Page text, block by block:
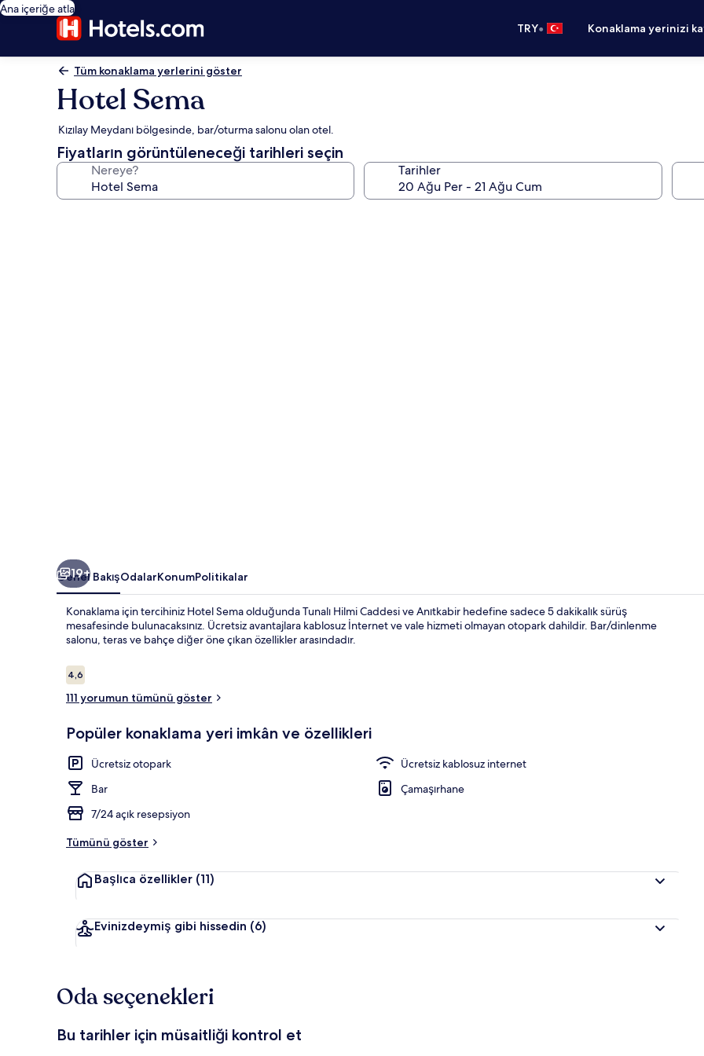
Ana içeriğe atla
TRY• Konaklama yerinizi
Tüm konaklama yerlerini göster
Hotel Sema
Kızılay Meydanı bölgesinde, bar/oturma salonu olan otel.
Fiyatların görüntüleneceği tarihleri seçin
Nereye? Tarihler
Kahvaltı servisi
Standard
19+
Genel BakışOdalarKonumPolitikalar
Konaklama için tercihiniz Hotel Sema olduğunda Tunalı Hilmi Caddesi ve Anıtkabir hedefine sadece 5 dakikalık sürüş
mesafesinde bulunacaksınız. Ücretsiz avantajlara kablosuz İnternet ve vale hizmeti olmayan otopark dahildir. Bar/dinlenme
salonu, teras ve bahçe diğer öne çıkan özellikler arasındadır.
Yorumlar
4,64,6/10
111 yorumun tümünü göster
Popüler konaklama yeri imkân ve özellikleri
Ücretsiz otopark
Ücretsiz kablosuz internet
Bar
Çamaşırhane
7/24 açık resepsiyon
Tümünü göster
Başlıca özellikler (11)
Evinizdeymiş gibi hissedin (6)
Oda seçenekleri
Bu tarihler için müsaitliği kontrol et